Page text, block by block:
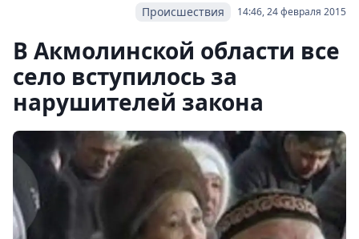
14:46, 24 февраля 2015
Происшествия
В Акмолинской области все
село вступилось за
нарушителей закона